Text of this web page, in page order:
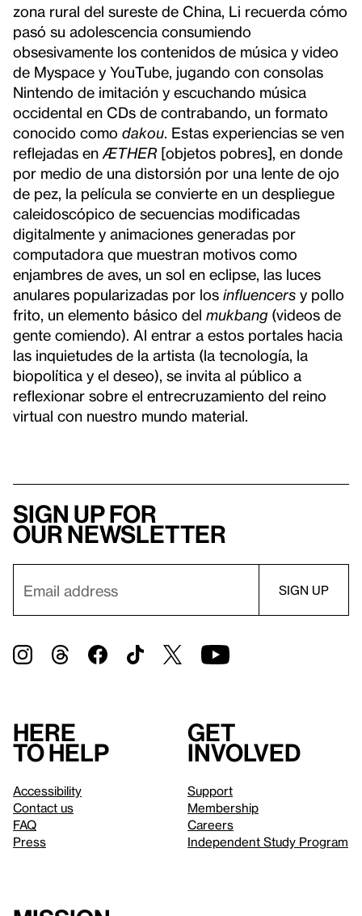
zona rural del sureste de China, Li recuerda cómo
pasó su adolescencia consumiendo
obsesivamente los contenidos de música y video
de Myspace y YouTube, jugando con consolas
Nintendo de imitación y escuchando música
occidental en CDs de contrabando, un formato
conocido como dakou . Estas experiencias se ven
reflejadas en ÆTHER [objetos pobres], en donde
por medio de una distorsión por una lente de ojo
de pez, la película se convierte en un despliegue
caleidoscópico de secuencias modificadas
digitalmente y animaciones generadas por
computadora que muestran motivos como
enjambres de aves, un sol en eclipse, las luces
anulares popularizadas por los influencers y pollo
frito, un elemento básico del mukbang(videos de
gente comiendo). Al entrar a estos portales hacia
las inquietudes de la artista (la tecnología, la
biopolítica y el deseo), se invita al público a
reflexionar sobre el entrecruzamiento del reino
virtual con nuestro mundo material.
Sign up for
our newsletter
Here
to help
Accessibility
Contact us
FAQ
Press
Get
involved
Support
Membership
Careers
Independent Study Program